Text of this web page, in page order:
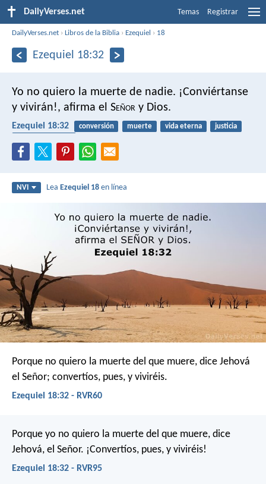
DailyVerses.net Temas Registrar
DailyVerses.net ›Libros de la Biblia › Ezequiel › 18
Ezequiel 18:32
Yo no quiero la muerte de nadie. ¡Conviértanse
y vivirán!, afirma el Señor y Dios.
Ezequiel 18:32 conversión muerte vida eterna
justicia
NVI LeaEzequiel 18 en línea
Porque no quiero la muerte del que muere, dice Jehová
el Señor; convertíos, pues, y viviréis.
Ezequiel 18:32 - RVR60
Porque yo no quiero la muerte del que muere, dice
Jehová, el Señor. ¡Convertíos, pues, y viviréis!
Ezequiel 18:32 - RVR95